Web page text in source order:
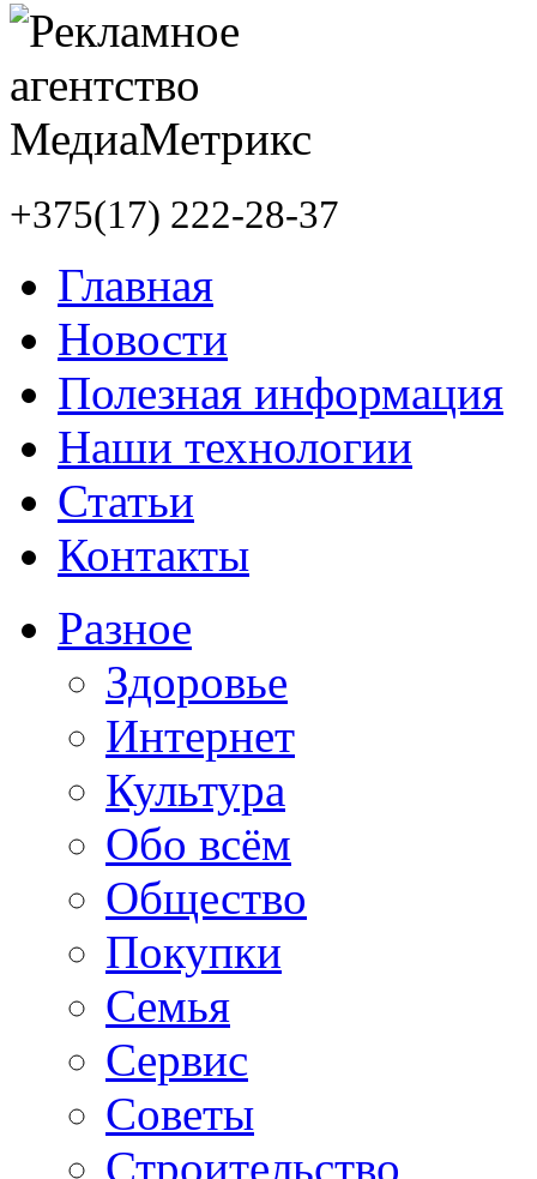
+375(17) 222-28-37
Главная
Новости
Полезная информация
Наши технологии
Статьи
Контакты
Разное
Здоровье
Интернет
Культура
Обо всём
Общество
Покупки
Семья
Сервис
Советы
Строительство